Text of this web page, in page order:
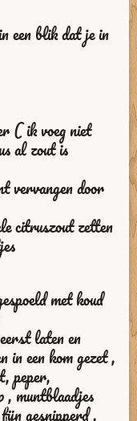
een blik dat je in
( ik voeg niet
al zout is
vervangen door
citruszout zetten
met koud
laten en
in een kom gezet ,
peper,
, muntblaadjes
gesnipperd ,